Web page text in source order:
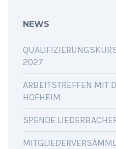
NEWS
2027
ARBEITSTREFFEN MIT
HOFHEIM
SPENDE